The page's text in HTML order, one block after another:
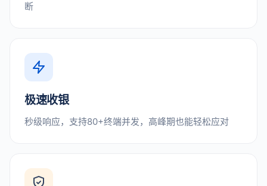
断
极速收银
秒级响应，支持80+终端并发，高峰期也能轻松应对